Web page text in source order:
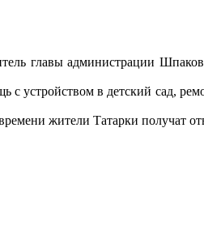
главы администрации
устройством в детский сад,
жители Татарки получат